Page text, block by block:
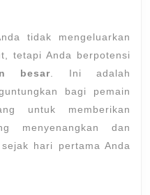
tidak mengeluarkan
tetapi Anda berpotensi
besar . Ini adalah
bagi pemain
untuk memberikan
menyenangkan dan
hari pertama Anda